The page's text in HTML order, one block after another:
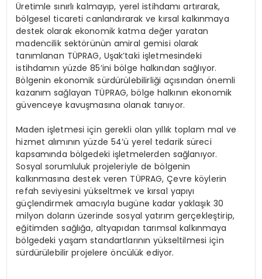
Üretimle sınırlı kalmayıp, yerel istihdamı artırarak,
bölgesel ticareti canlandırarak ve kırsal kalkınmaya
destek olarak ekonomik katma değer yaratan
madencilik sektörünün amiral gemisi olarak
tanımlanan TÜPRAG, Uşak’taki işletmesindeki
istihdamın yüzde 85’ini bölge halkından sağlıyor.
Bölgenin ekonomik sürdürülebilirliği açısından önemli
kazanım sağlayan TÜPRAG, bölge halkının ekonomik
güvenceye kavuşmasına olanak tanıyor.
Maden işletmesi için gerekli olan yıllık toplam mal ve
hizmet alımının yüzde 54’ü yerel tedarik süreci
kapsamında bölgedeki işletmelerden sağlanıyor.
Sosyal sorumluluk projeleriyle de bölgenin
kalkınmasına destek veren TÜPRAG, Çevre köylerin
refah seviyesini yükseltmek ve kırsal yapıyı
güçlendirmek amacıyla bugüne kadar yaklaşık 30
milyon doların üzerinde sosyal yatırım gerçekleştirip,
eğitimden sağlığa, altyapıdan tarımsal kalkınmaya
bölgedeki yaşam standartlarının yükseltilmesi için
sürdürülebilir projelere öncülük ediyor.